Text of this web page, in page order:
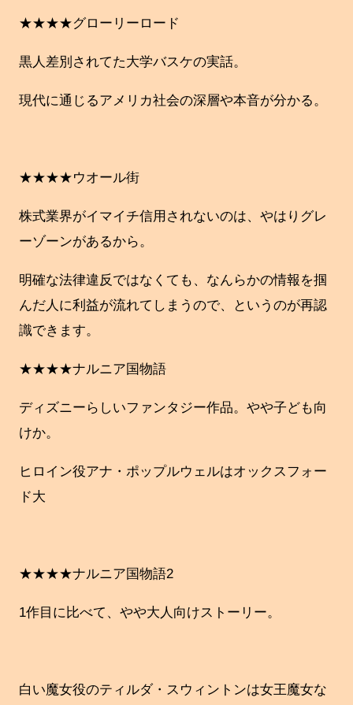
★★★★グローリーロード
黒人差別されてた大学バスケの実話。
現代に通じるアメリカ社会の深層や本音が分かる。
★★★★ウオール街
株式業界がイマイチ信用されないのは、やはりグレ
ーゾーンがあるから。
明確な法律違反ではなくても、なんらかの情報を掴
んだ人に利益が流れてしまうので、というのが再認
識できます。
★★★★ナルニア国物語
ディズニーらしいファンタジー作品。やや子ども向
けか。
ヒロイン役アナ・ポップルウェルはオックスフォー
ド大
★★★★ナルニア国物語2
1作目に比べて、やや大人向けストーリー。
白い魔女役のティルダ・スウィントンは女王魔女な